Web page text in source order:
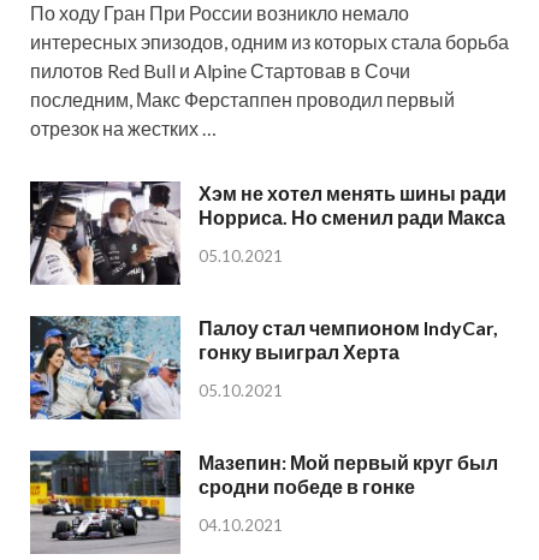
По ходу Гран При России возникло немало
интересных эпизодов, одним из которых стала борьба
пилотов Red Bull и Alpine Стартовав в Сочи
последним, Макс Ферстаппен проводил первый
отрезок на жестких …
Хэм не хотел менять шины ради
Норриса. Но сменил ради Макса
05.10.2021
Палоу стал чемпионом IndyCar,
гонку выиграл Херта
05.10.2021
Мазепин: Мой первый круг был
сродни победе в гонке
04.10.2021